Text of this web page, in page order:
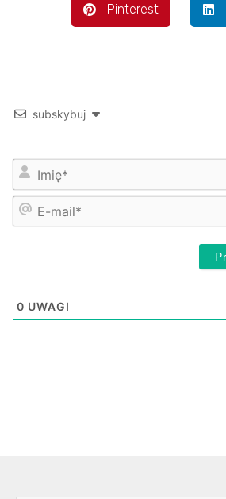
Pinterest
subskybuj
0 UWAGI